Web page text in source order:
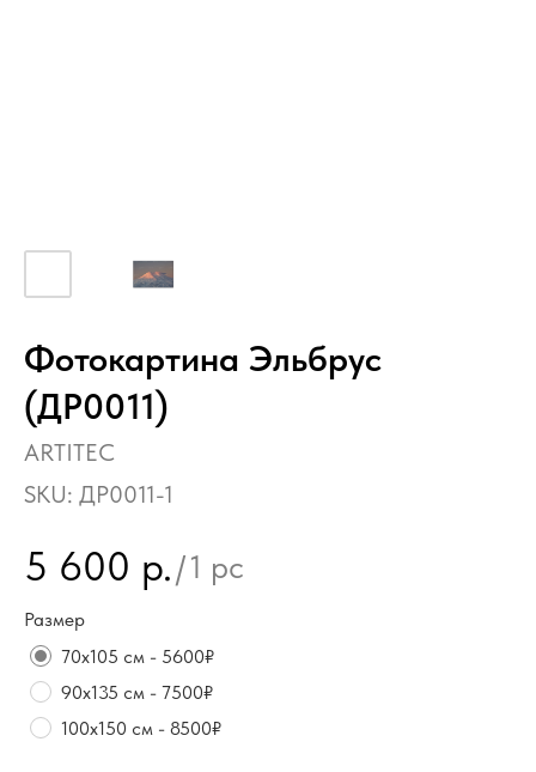
Фотокартина Эльбрус
(ДР0011)
ARTITEC
SKU: ДР0011-1
5 600 р./1 pc
Размер
70х105 см - 5600₽
90х135 см - 7500₽
100х150 см - 8500₽